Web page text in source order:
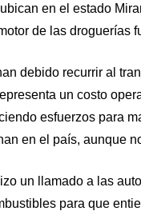
en el estado
de las droguerías
debido recurrir al
un costo
esfuerzos para
en el país, aunque
un llamado a las
para que